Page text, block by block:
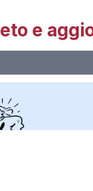
e